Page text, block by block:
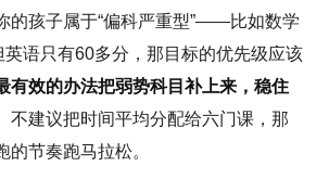
的孩子属于“偏科严重型”——比如数学
英语只有60多分，那目标的优先级应该
有效的办法把弱势科目补上来，稳住
不建议把时间平均分配给六门课，那
的节奏跑马拉松。